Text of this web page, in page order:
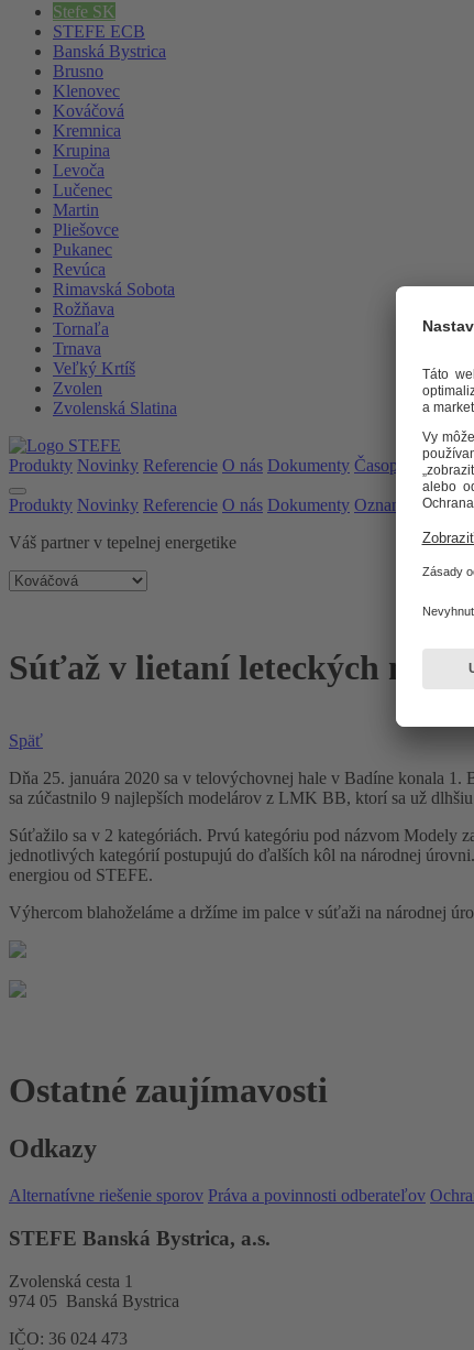
Stefe SK
STEFE ECB
Banská Bystrica
Brusno
Klenovec
Kováčová
Kremnica
Krupina
Levoča
Lučenec
Martin
Pliešovce
Pukanec
Revúca
Rimavská Sobota
Rožňava
Tornaľa
Trnava
Veľký Krtíš
Zvolen
Zvolenská Slatina
Produkty Novinky Referencie O nás Dokumenty Časopis Oznamy
Produkty Novinky Referencie O nás Dokumenty Oznamy
Časopis
Váš partner v tepelnej energetike
Súťaž v lietaní leteckých
Späť
Dňa 25. januára 2020 sa v telovýchovnej hale v Badíne konala
sa zúčastnilo 9 najlepších modelárov z LMK BB, ktorí sa už
Súťažilo sa v 2 kategóriách. Prvú kategóriu pod názvom
jednotlivých kategórií postupujú do ďalších kôl na národnej
energiou od STEFE.
Výhercom blahoželáme a držíme im palce v súťaži na národnej
Ostatné zaujímavosti
Odkazy
Alternatívne riešenie sporov Práva a povinnosti odberateľov
STEFE Banská Bystrica, a.s.
Zvolenská cesta 1
974 05 Banská Bystrica
IČO: 36 024 473